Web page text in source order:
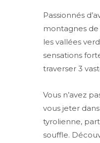
Passionnés
montagnes de
les vallées
sensations
traverser 3
Vous n’avez
vous jeter
tyrolienne,
souffle.